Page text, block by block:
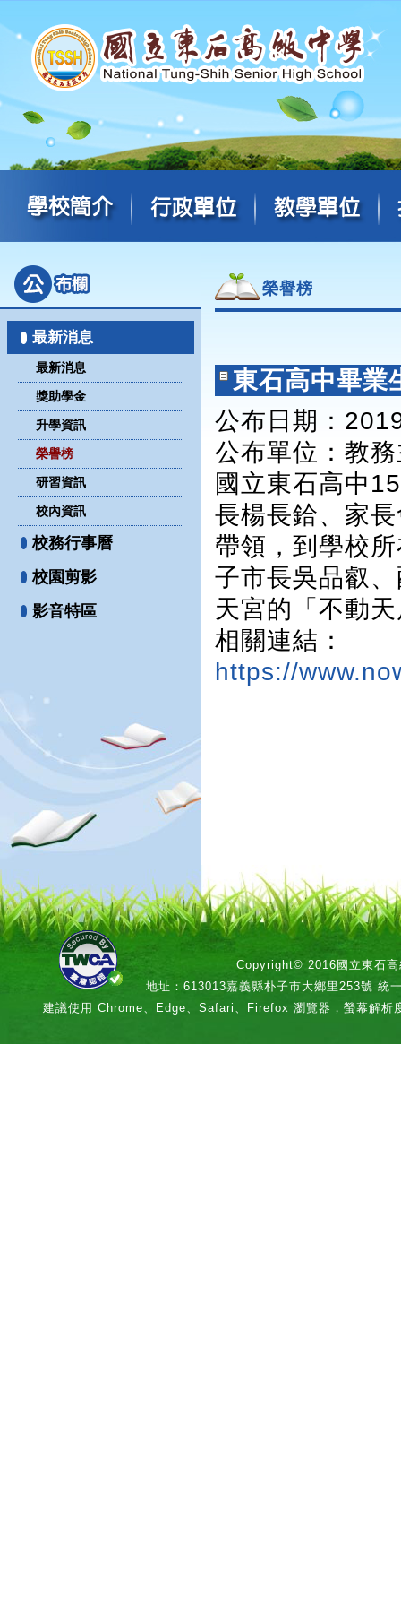
最新消息
最新消息
獎助學金
升學資訊
榮譽榜
研習資訊
校內資訊
校務行事曆
校園剪影
影音特區
榮譽榜
東石高中畢
公布日期：
公布單位 ：教
國立東石高中
長楊長鉿、家
帶領，到學校
子市長吳品叡
天宮的「不動
相關連結：
https://
Copyright© 2016國立東石高
地址：613013嘉義縣朴子市大鄉里253號 統
建議使用 Chrome、Edge、Safari、Firefox 瀏覽器，螢幕解